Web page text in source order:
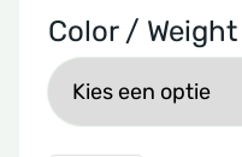
Color / Weight